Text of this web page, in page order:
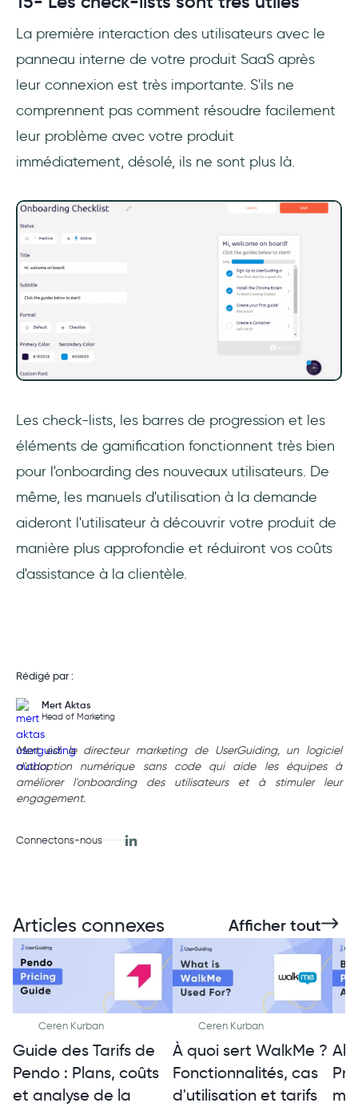
La première interaction des utilisateurs avec le
panneau interne de votre produit SaaS après
leur connexion est très importante. S'ils ne
comprennent pas comment résoudre facilement
leur problème avec votre produit
immédiatement, désolé, ils ne sont plus là.
Les check-lists, les barres de progression et les
éléments de gamification fonctionnent très bien
pour l'onboarding des nouveaux utilisateurs. De
même, les manuels d'utilisation à la demande
aideront l'utilisateur à découvrir votre produit de
manière plus approfondie et réduiront vos coûts
d'assistance à la clientèle.
Rédigé par :
Mert Aktas
Head of Marketing
Mert est le directeur marketing de UserGuiding, un logiciel
d'adoption numérique sans code qui aide les équipes à
améliorer l'onboarding des utilisateurs et à stimuler leur
engagement.
Connectons-nous
Articles connexes Afficher tout
Ceren Kurban
Guide des Tarifs de
Pendo : Plans, coûts
et analyse de la
Ceren Kurban
À quoi sert WalkMe ?
Fonctionnalités, cas
d'utilisation et tarifs